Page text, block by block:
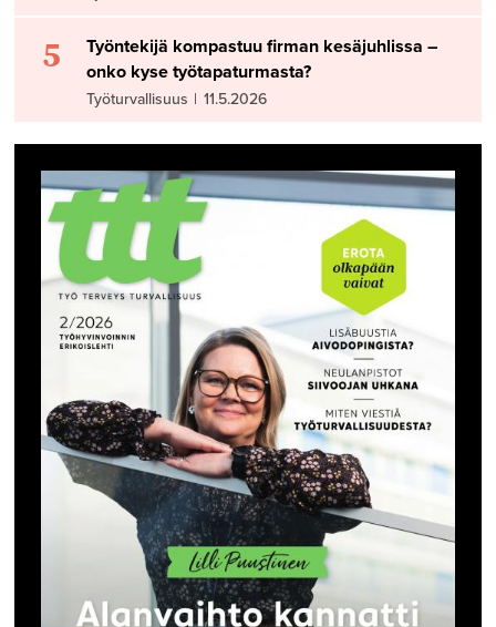
5
Työntekijä kompastuu firman kesäjuhlissa –
onko kyse työtapaturmasta?
Työturvallisuus | 11.5.2026